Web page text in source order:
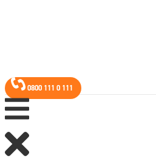
0800 111 0 111